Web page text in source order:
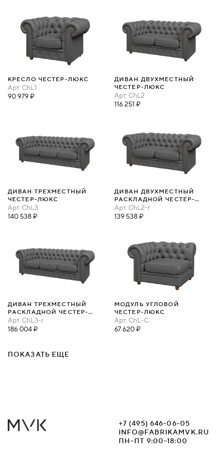
КРЕСЛО ЧЕСТЕР-ЛЮКС
Арт. ChL1
90 979 ₽
ДИВАН ДВУХМЕСТНЫЙ
ЧЕСТЕР-ЛЮКС
Арт. ChL2
116 251 ₽
ДИВАН ТРЕХМЕСТНЫЙ
ЧЕСТЕР-ЛЮКС
Арт. ChL3
140 538 ₽
ДИВАН ДВУХМЕСТНЫЙ
РАСКЛАДНОЙ ЧЕСТЕР-
ЛЮКС
Арт. ChL2-r
139 538 ₽
ДИВАН ТРЕХМЕСТНЫЙ
РАСКЛАДНОЙ ЧЕСТЕР-
ЛЮКС
Арт. ChL3-r
186 004 ₽
МОДУЛЬ УГЛОВОЙ
ЧЕСТЕР-ЛЮКС
Арт. ChL-C
67 620 ₽
ПОКАЗАТЬ ЕЩЕ
+7 (495) 646-06-05
INFO@FABRIKAMVK.RU
ПН–ПТ 9:00–18:00